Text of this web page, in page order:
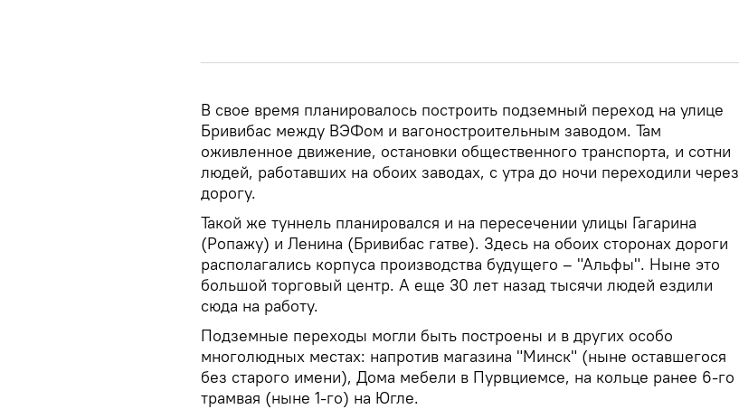
В свое время планировалось построить подземный переход на улице
Бривибас между ВЭФом и вагоностроительным заводом. Там
оживленное движение, остановки общественного транспорта, и сотни
людей, работавших на обоих заводах, с утра до ночи переходили через
дорогу.
Такой же туннель планировался и на пересечении улицы Гагарина
(Ропажу) и Ленина (Бривибас гатве). Здесь на обоих сторонах дороги
располагались корпуса производства будущего – "Альфы". Ныне это
большой торговый центр. А еще 30 лет назад тысячи людей ездили
сюда на работу.
Подземные переходы могли быть построены и в других особо
многолюдных местах: напротив магазина "Минск" (ныне оставшегося
без старого имени), Дома мебели в Пурвциемсе, на кольце ранее 6-го
трамвая (ныне 1-го) на Югле.